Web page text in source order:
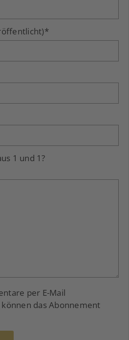
*
1 und 1?
per E-Mail
das Abonnement